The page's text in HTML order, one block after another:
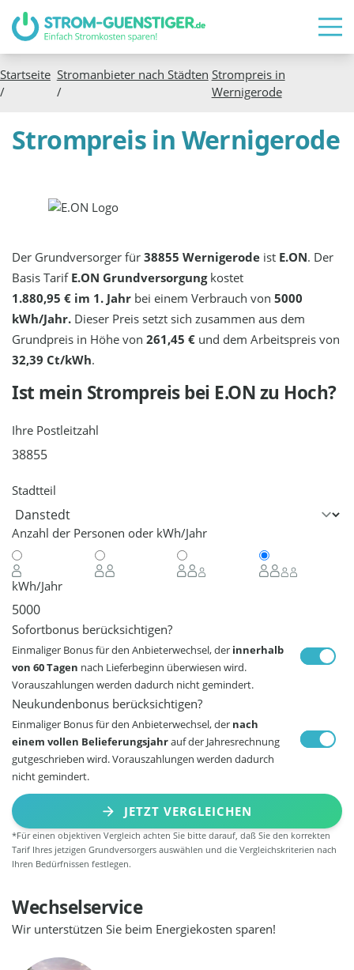
Startseite
/
Stromanbieter nach Städten
/
Strompreis in
Wernigerode
Strompreis in Wernigerode
Der Grundversorger für38855 Wernigerode ist E.ON. Der
Basis Tarif E.ON Grundversorgungkostet
1.880,95 € im 1. Jahr bei einem Verbrauch von5000
kWh/Jahr. Dieser Preis setzt sich zusammen aus dem
Grundpreis in Höhe von261,45 € und dem Arbeitspreis von
32,39 Ct/kWh.
Ist mein Strompreis bei E.ONzu Hoch?
Ihre Postleitzahl
Stadtteil
Anzahl der Personen oder kWh/Jahr
kWh/Jahr
Sofortbonus berücksichtigen?
Einmaliger Bonus für den Anbieterwechsel, der innerhalb
von 60 Tagen nach Lieferbeginn überwiesen wird.
Vorauszahlungen werden dadurch nicht gemindert.
Neukundenbonus berücksichtigen?
Einmaliger Bonus für den Anbieterwechsel, der nach
einem vollen Belieferungsjahrauf der Jahresrechnung
gutgeschrieben wird. Vorauszahlungen werden dadurch
nicht gemindert.
JETZT VERGLEICHEN
*Für einen objektiven Vergleich achten Sie bitte darauf, daß Sie den korrekten
Tarif Ihres jetzigen Grundversorgers auswählen und die Vergleichskriterien nach
Ihren Bedürfnissen festlegen.
Wechselservice
Wir unterstützen Sie beim Energiekosten sparen!